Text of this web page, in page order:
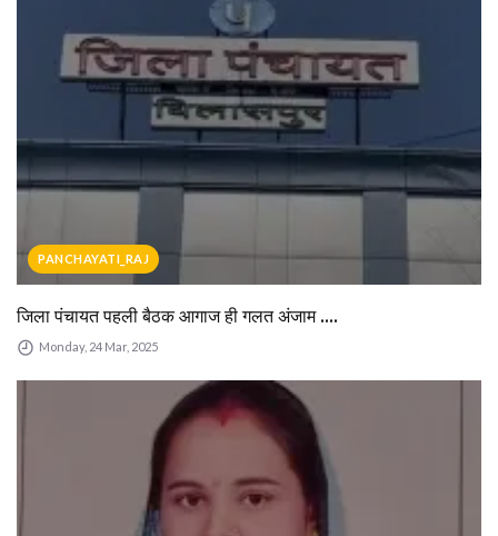
PANCHAYATI_RAJ
जिला पंचायत पहली बैठक आगाज ही गलत अंजाम ....
Monday, 24 Mar, 2025